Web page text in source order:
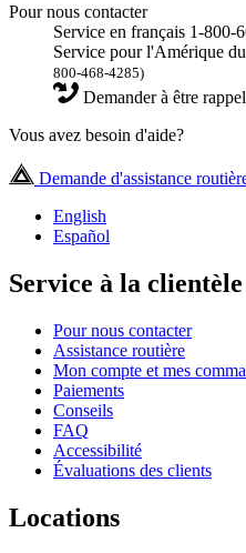
Pour nous contacter
Service en français 1-800-
Service pour l'Amérique
800-468-4285)
Demander à être
Vous avez besoin d'aide?
Demande d'assistance
English
Español
Service à la clientèle
Pour nous contacter
Assistance routière
Mon compte et mes
Paiements
Conseils
FAQ
Accessibilité
Évaluations des clients
Locations